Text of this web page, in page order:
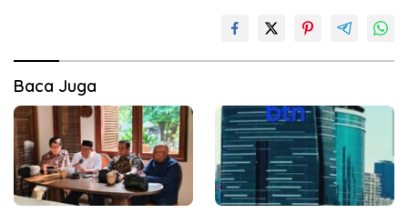
Baca Juga